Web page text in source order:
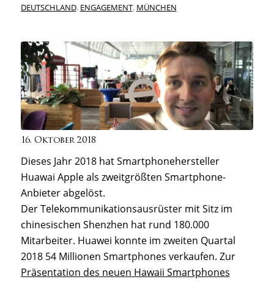
DEUTSCHLAND, ENGAGEMENT, MÜNCHEN
16. Oktober 2018
Dieses Jahr 2018 hat Smartphonehersteller
Huawai Apple als zweitgrößten Smartphone-
Anbieter abgelöst.
Der Telekommunikationsausrüster mit Sitz im
chinesischen Shenzhen hat rund 180.000
Mitarbeiter. Huawei konnte im zweiten Quartal
2018 54 Millionen Smartphones verkaufen. Zur
Präsentation des neuen Hawaii Smartphones